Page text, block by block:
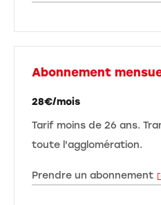
Abonnement
28€/mois
Tarif moins de 26 ans.
toute l'agglomération.
Prendre un abonnement